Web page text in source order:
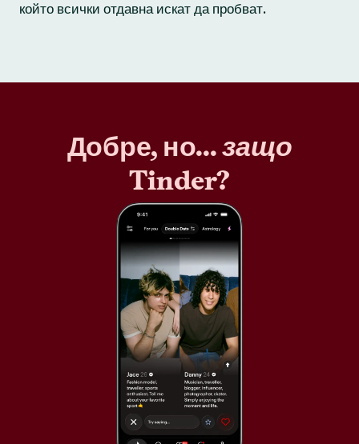
който всички отдавна искат да пробват.
Добре, но...защо
Tinder?